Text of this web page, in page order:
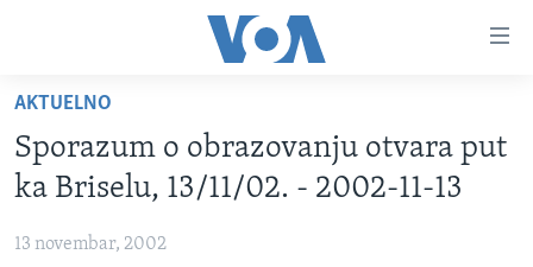
glavni
sadržaj
Pređi
na
glavnu
VIDEO
VIJESTI
AKTUELNO
Sporazum o obrazovanju otvara put
ka Briselu, 13/11/02. - 2002-11-13
13 novembar, 2002